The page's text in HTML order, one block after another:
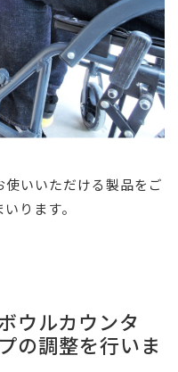
いいただける製品をご
ります。
ウルカウンタ
の調整を行いま